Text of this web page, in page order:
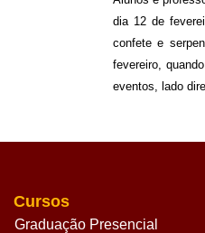
dia 12 de
confete e
fevereiro,
eventos, lado
Cursos
Graduação Presencial